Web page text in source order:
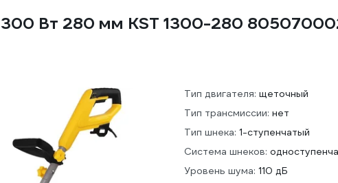
Вт 280 мм KST 1300-280
Тип двигателя: щеточный
Тип трансмиссии: нет
Тип шнека: 1-ступенчатый
Система шнеков:
Уровень шума: 110 дБ